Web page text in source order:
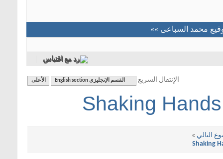
محمد السباعى »»
رد مع اقتباس
الإنتقال السريع القسم الإنجليزي English section الأعلى
Shaking
التالي »
Shaking